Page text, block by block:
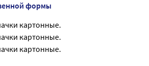
формы
картонные.
картонные.
картонные.